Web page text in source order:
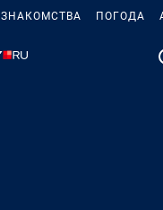
ЗНАКОМСТВА ПОГОДА